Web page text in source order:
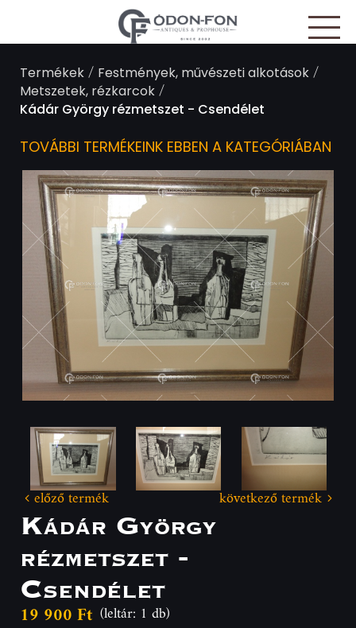
Termékek/ Festmények, művészeti alkotások/
Metszetek, rézkarcok/
Kádár György rézmetszet - Csendélet
TOVÁBBI TERMÉKEINK EBBEN A KATEGÓRIÁBAN
előző termék következő termék
Kádár György
rézmetszet -
Csendélet
19 900 Ft (leltár: 1 db)